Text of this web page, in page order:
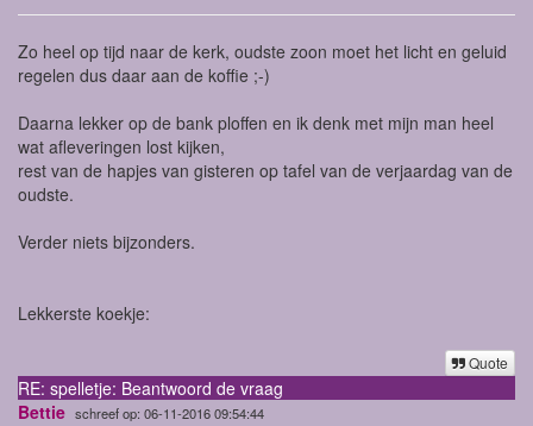
Zo heel op tijd naar de kerk, oudste zoon moet het licht en geluid
regelen dus daar aan de koffie ;-)
Daarna lekker op de bank ploffen en ik denk met mijn man heel
wat afleveringen lost kijken,
rest van de hapjes van gisteren op tafel van de verjaardag van de
oudste.
Verder niets bijzonders.
Lekkerste koekje:
Quote
RE: spelletje: Beantwoord de vraag
Bettie schreef op: 06-11-2016 09:54:44